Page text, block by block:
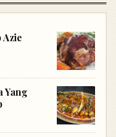
Azie
Yang